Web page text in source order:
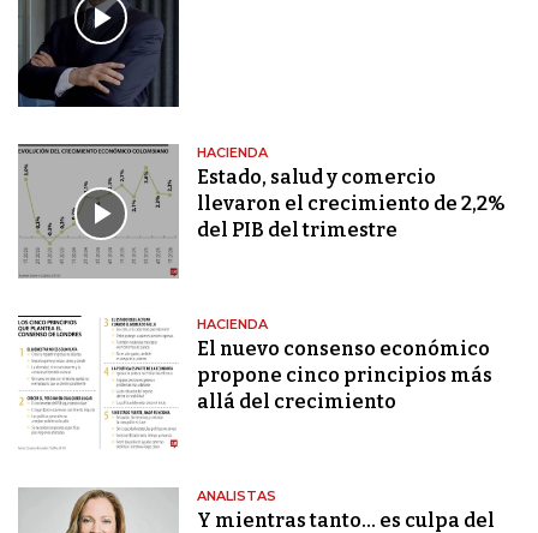
HACIENDA
Estado, salud y comercio
llevaron el crecimiento de 2,2%
del PIB del trimestre
HACIENDA
El nuevo consenso económico
propone cinco principios más
allá del crecimiento
ANALISTAS
Y mientras tanto… es culpa del